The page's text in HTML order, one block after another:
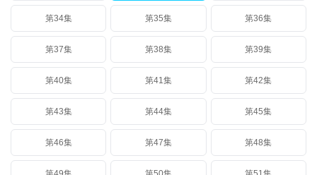
第34集 第35集 第36集
第37集 第38集 第39集
第40集 第41集 第42集
第43集 第44集 第45集
第46集 第47集 第48集